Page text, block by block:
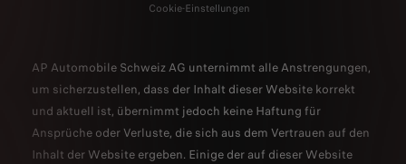
Cookie-Einstellungen
AP Automobile Schweiz AG unternimmt alle Anstrengungen,
um sicherzustellen, dass der Inhalt dieser Website korrekt
und aktuell ist, übernimmt jedoch keine Haftung für
Ansprüche oder Verluste, die sich aus dem Vertrauen auf den
Inhalt der Website ergeben. Einige der auf dieser Website